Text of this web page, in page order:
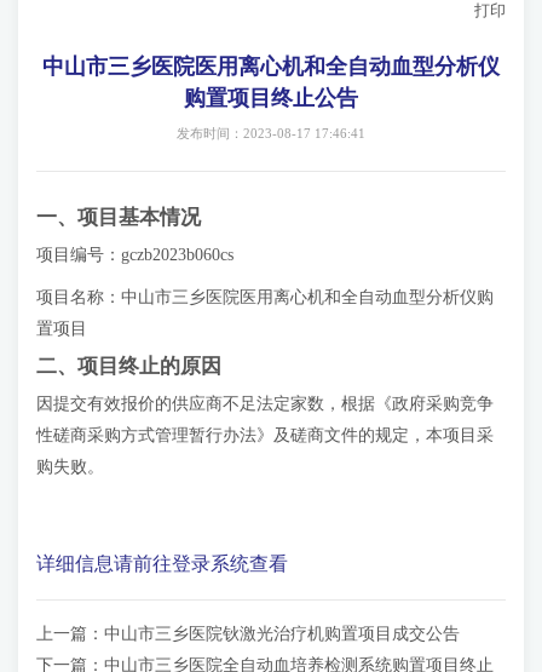
打印
中山市三乡医院医用离心机和全自动血型分析仪
购置项目终止公告
发布时间：2023-08-17 17:46:41
一、项目基本情况
项目编号：gczb2023b060cs
项目名称：中山市三乡医院医用离心机和全自动血型分析仪购
置项目
二、项目终止的原因
因提交有效报价的供应商不足法定家数，根据《政府采购竞争
性磋商采购方式管理暂行办法》及磋商文件的规定，本项目采
购失败。
详细信息请前往登录系统查看
上一篇： 中山市三乡医院钬激光治疗机购置项目成交公告
下一篇： 中山市三乡医院全自动血培养检测系统购置项目终止